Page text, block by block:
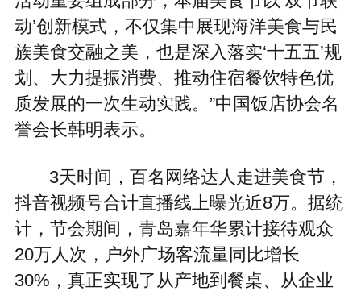
动’创新模式，不仅集中展现海洋美食与民
族美食交融之美，也是深入落实‘十五五’规
划、大力提振消费、推动住宿餐饮特色优
质发展的一次生动实践。”中国饭店协会名
誉会长韩明表示。
3天时间，百名网络达人走进美食节，
抖音视频号合计直播线上曝光近8万。据统
计，节会期间，青岛嘉年华累计接待观众
20万人次，户外广场客流量同比增长
30%，真正实现了从产地到餐桌、从企业